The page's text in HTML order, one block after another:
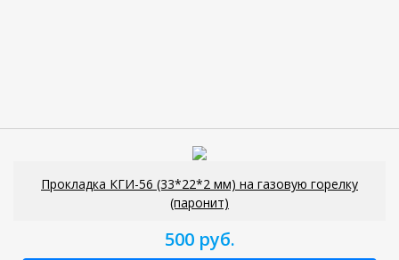
Прокладка КГИ-56 (33*22*2 мм) на газовую горелку
(паронит)
500 руб.